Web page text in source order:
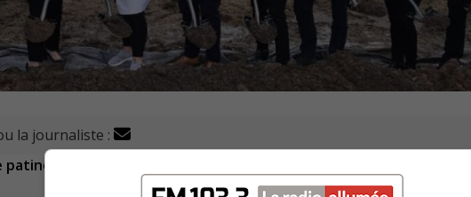
la journaliste :
couverte réfrigérée à Saint-Bruno-de-Montarville vont